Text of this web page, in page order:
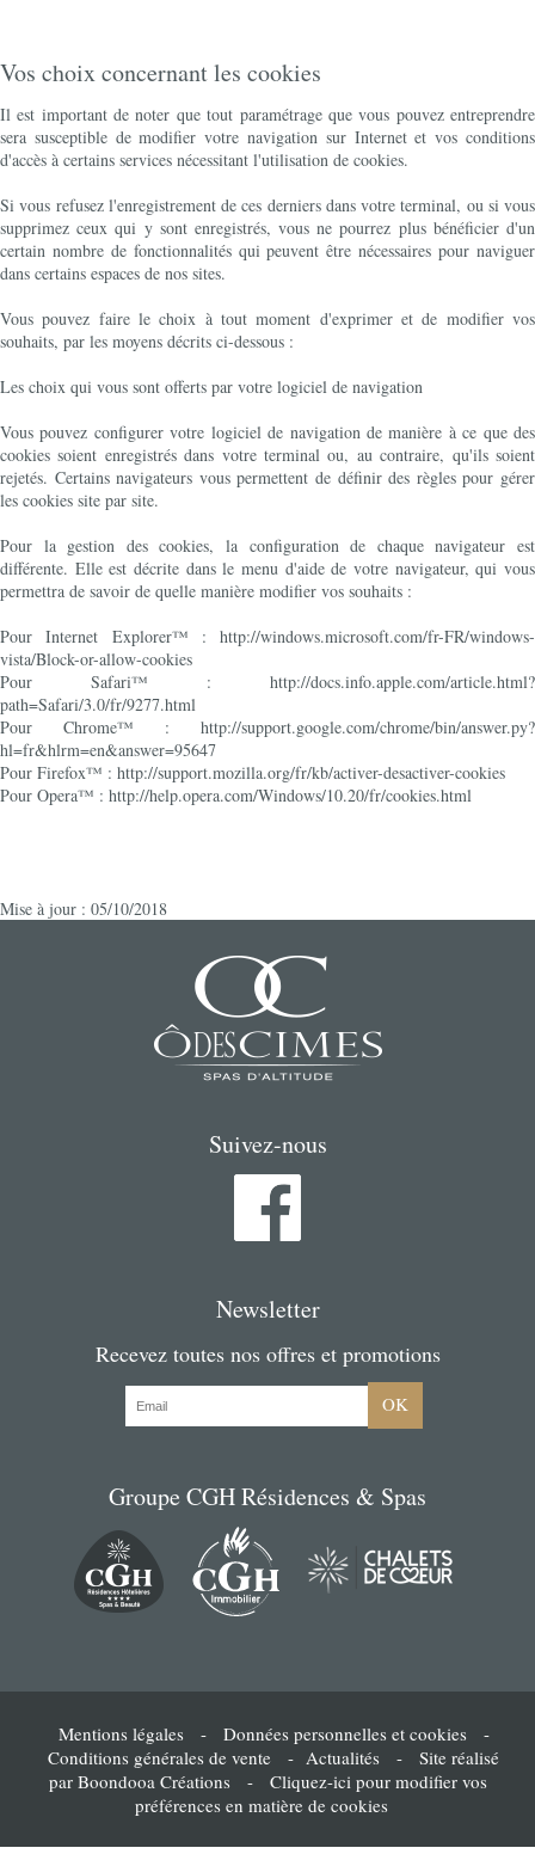
Vos choix concernant les cookies
Il est important de noter que tout paramétrage que vous pouvez entreprendre
sera susceptible de modifier votre navigation sur Internet et vos conditions
d'accès à certains services nécessitant l'utilisation de cookies.
Si vous refusez l'enregistrement de ces derniers dans votre terminal, ou si vous
supprimez ceux qui y sont enregistrés, vous ne pourrez plus bénéficier d'un
certain nombre de fonctionnalités qui peuvent être nécessaires pour naviguer
dans certains espaces de nos sites.
Vous pouvez faire le choix à tout moment d'exprimer et de modifier vos
souhaits, par les moyens décrits ci-dessous :
Les choix qui vous sont offerts par votre logiciel de navigation
Vous pouvez configurer votre logiciel de navigation de manière à ce que des
cookies soient enregistrés dans votre terminal ou, au contraire, qu'ils soient
rejetés. Certains navigateurs vous permettent de définir des règles pour gérer
les cookies site par site.
Pour la gestion des cookies, la configuration de chaque navigateur est
différente. Elle est décrite dans le menu d'aide de votre navigateur, qui vous
permettra de savoir de quelle manière modifier vos souhaits :
Pour Internet Explorer™ : http://windows.microsoft.com/fr-FR/windows-
vista/Block-or-allow-cookies
Pour Safari™ : http://docs.info.apple.com/article.html?
path=Safari/3.0/fr/9277.html
Pour Chrome™ : http://support.google.com/chrome/bin/answer.py?
hl=fr&hlrm=en&answer=95647
Pour Firefox™ : http://support.mozilla.org/fr/kb/activer-desactiver-cookies
Pour Opera™ : http://help.opera.com/Windows/10.20/fr/cookies.html
Mise à jour : 05/10/2018
Suivez-nous
Newsletter
Recevez toutes nos offres et promotions
OK
Groupe CGH Résidences & Spas
Mentions légales - Données personnelles et cookies
-
Conditions générales de vente
- Actualités -
Site réalisé
par Boondooa Créations
-
Cliquez-ici pour modifier vos
préférences en matière de cookies